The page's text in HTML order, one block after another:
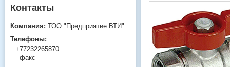
ТОО "Предприятие ВТИ"
+77232265870
факс